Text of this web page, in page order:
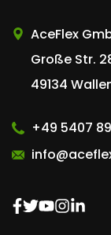
AceFlex
Große Str.
49134
+49 5407